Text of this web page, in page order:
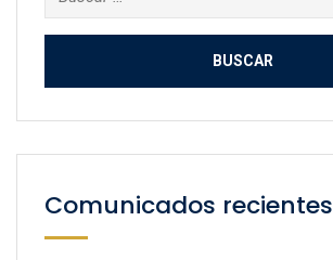
Comunicados recientes